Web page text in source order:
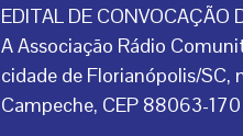
EDITAL DE CONVOCAÇÃO
A Associação Rádio
cidade de Florianópolis/SC,
Campeche, CEP 88063-